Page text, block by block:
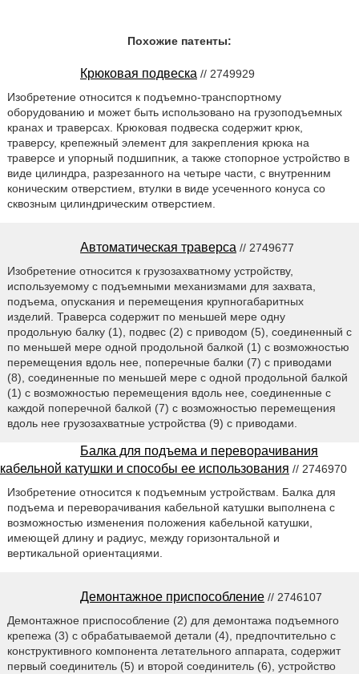
Похожие патенты:
Крюковая подвеска // 2749929
Изобретение относится к подъемно-транспортному
оборудованию и может быть использовано на грузоподъемных
кранах и траверсах. Крюковая подвеска содержит крюк,
траверсу, крепежный элемент для закрепления крюка на
траверсе и упорный подшипник, а также стопорное устройство в
виде цилиндра, разрезанного на четыре части, с внутренним
коническим отверстием, втулки в виде усеченного конуса со
сквозным цилиндрическим отверстием.
Автоматическая траверса // 2749677
Изобретение относится к грузозахватному устройству,
используемому с подъемными механизмами для захвата,
подъема, опускания и перемещения крупногабаритных
изделий. Траверса содержит по меньшей мере одну
продольную балку (1), подвес (2) с приводом (5), соединенный с
по меньшей мере одной продольной балкой (1) с возможностью
перемещения вдоль нее, поперечные балки (7) с приводами
(8), соединенные по меньшей мере с одной продольной балкой
(1) с возможностью перемещения вдоль нее, соединенные с
каждой поперечной балкой (7) с возможностью перемещения
вдоль нее грузозахватные устройства (9) с приводами.
Балка для подъема и переворачивания
кабельной катушки и способы ее использования // 2746970
Изобретение относится к подъемным устройствам. Балка для
подъема и переворачивания кабельной катушки выполнена с
возможностью изменения положения кабельной катушки,
имеющей длину и радиус, между горизонтальной и
вертикальной ориентациями.
Демонтажное приспособление // 2746107
Демонтажное приспособление (2) для демонтажа подъемного
крепежа (3) с обрабатываемой детали (4), предпочтительно с
конструктивного компонента летательного аппарата, содержит
первый соединитель (5) и второй соединитель (6), устройство